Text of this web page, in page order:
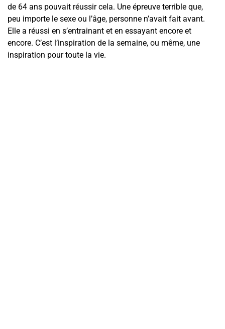
de 64 ans pouvait réussir cela. Une épreuve terrible que,
peu importe le sexe ou l’âge, personne n’avait fait avant.
Elle a réussi en s’entrainant et en essayant encore et
encore. C’est l’inspiration de la semaine, ou même, une
inspiration pour toute la vie.